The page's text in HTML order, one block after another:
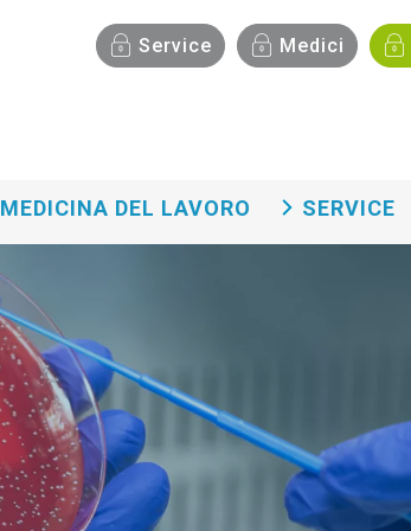
Menù funzionalità
Service Medici
MEDICINA DEL LAVORO SERVICE